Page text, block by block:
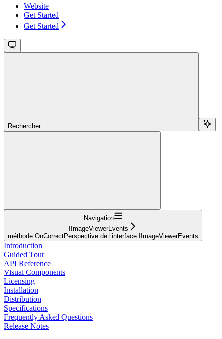
Website
Get Started
Get Started
Rechercher...
Navigation
IImageViewerEvents
méthode OnCorrectPerspective de l’interface IImageViewerEvents
Introduction
Guided Tour
API Reference
Visual Components
Licensing
Installation
Distribution
Specifications
Frequently Asked Questions
Release Notes